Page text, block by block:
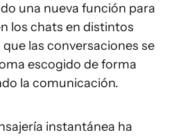
una nueva función para
los chats en distintos
las conversaciones se
escogido de forma
la comunicación.
instantánea ha